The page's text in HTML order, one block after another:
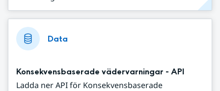
Data
Konsekvensbaserade vädervarningar - API
Ladda ner API för Konsekvensbaserade